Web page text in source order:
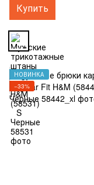
Купить
НОВИНКА
−33%